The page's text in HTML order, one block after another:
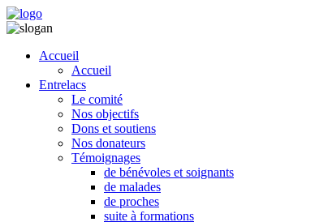
Accueil
Accueil
Entrelacs
Le comité
Nos objectifs
Dons et soutiens
Nos donateurs
Témoignages
de bénévoles et soignants
de malades
de proches
suite à formations